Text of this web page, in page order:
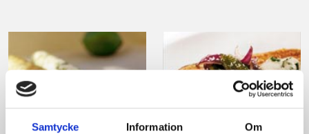
Samtycke Information Om